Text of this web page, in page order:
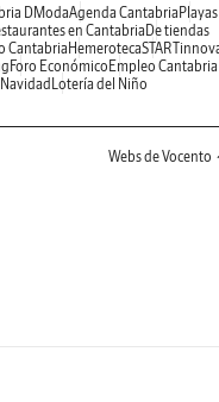
DModaAgenda CantabriaPlayas
en CantabriaDe tiendas
CantabriaHemeroteca
Foro EconómicoEmpleo Cantabria
Lotería del Niño
Webs de Vocento